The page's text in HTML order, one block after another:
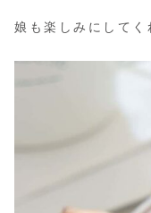
娘も楽しみにして